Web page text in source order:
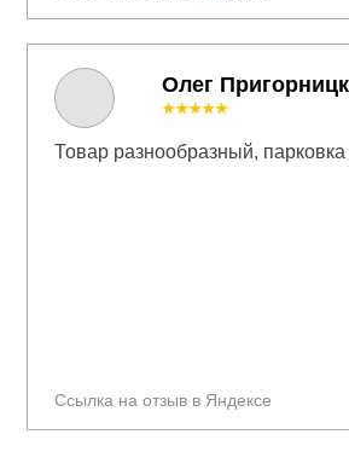
Олег
Ссылка на отзыв в Яндексе
★★★★★
Товар разнообразный,